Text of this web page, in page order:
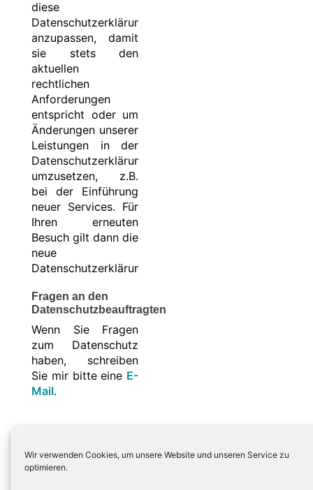
Wir verwenden Cookies, um unsere Website und unseren Service zu
optimieren.
diese
Datenschutzerklärung
anzupassen, damit
sie stets den
aktuellen
rechtlichen
Anforderungen
entspricht oder um
Änderungen unserer
Leistungen in der
Datenschutzerklärung
umzusetzen, z.B.
bei der Einführung
neuer Services. Für
Ihren erneuten
Besuch gilt dann die
neue
Datenschutzerklärung.
Fragen an den
Datenschutzbeauftragten
Wenn Sie Fragen
zum Datenschutz
haben, schreiben
Sie mir bitte eine E-
Mail.